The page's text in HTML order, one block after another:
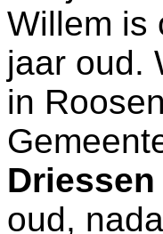
Willem is
jaar oud.
in
Driessen
oud,